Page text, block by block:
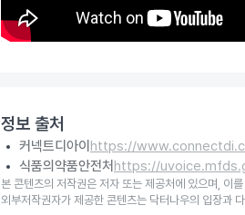
정보 출처
커넥트디아이 https://
식품의약품안전처 https://
본 콘텐츠의 저작권은 저자 또는 제공처에 있으며, 이
외부저작권자가 제공한 콘텐츠는 닥터나우의 입장과